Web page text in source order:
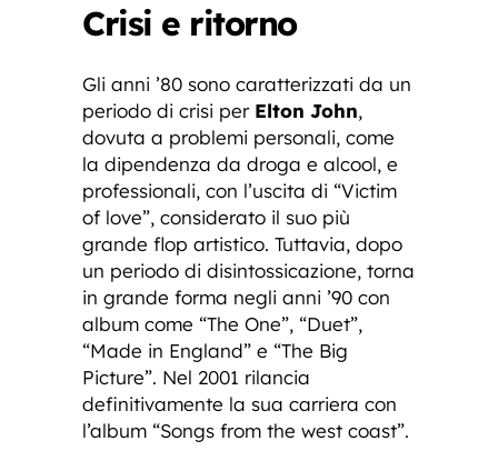
Crisi e ritorno
Gli anni ’80 sono caratterizzati da un
periodo di crisi per Elton John,
dovuta a problemi personali, come
la dipendenza da droga e alcool, e
professionali, con l’uscita di “Victim
of love”, considerato il suo più
grande flop artistico. Tuttavia, dopo
un periodo di disintossicazione, torna
in grande forma negli anni ’90 con
album come “The One”, “Duet”,
“Made in England” e “The Big
Picture”. Nel 2001 rilancia
definitivamente la sua carriera con
l’album “Songs from the west coast”.